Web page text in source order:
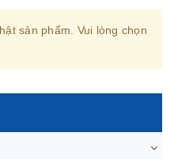
sản phẩm. Vui lòng chọn